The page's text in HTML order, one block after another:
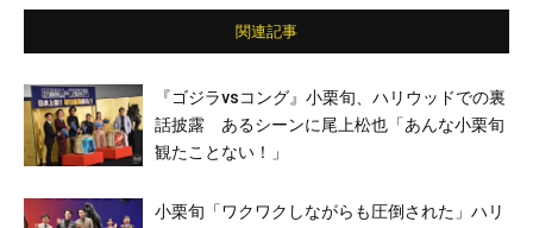
関連記事
『ゴジラvsコング』小栗旬、ハリウッドでの裏
話披露 あるシーンに尾上松也「あんな小栗旬
観たことない！」
小栗旬「ワクワクしながらも圧倒された」ハリ